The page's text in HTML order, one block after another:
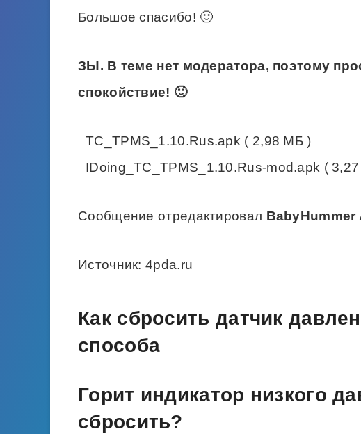
Большое спасибо! 🙂
ЗЫ. В теме нет модератора, поэтому
спокойствие! 🙂
TC_TPMS_1.10.Rus.apk ( 2,98 МБ )
IDoing_TC_TPMS_1.10.Rus-mod.apk (
Сообщение отредактировал BabyHummer
Источник: 4pda.ru
Как сбросить датчик
способа
Горит индикатор низкого
сбросить?